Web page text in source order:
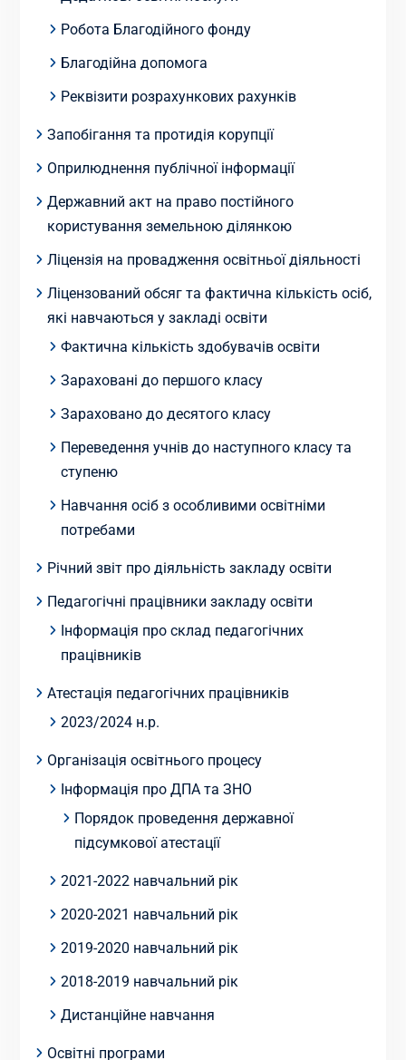
Робота Благодійного фонду
Благодійна допомога
Реквізити розрахункових рахунків
Запобігання та протидія корупції
Оприлюднення публічної інформації
Державний акт на право постійного
користування земельною ділянкою
Ліцензія на провадження освітньої діяльності
Ліцензований обсяг та фактична кількість осіб,
які навчаються у закладі освіти
Фактична кількість здобувачів освіти
Зараховані до першого класу
Зараховано до десятого класу
Переведення учнів до наступного класу та
ступеню
Навчання осіб з особливими освітніми
потребами
Річний звіт про діяльність закладу освіти
Педагогічні працівники закладу освіти
Інформація про склад педагогічних
працівників
Атестація педагогічних працівників
2023/2024 н.р.
Організація освітнього процесу
Інформація про ДПА та ЗНО
Порядок проведення державної
підсумкової атестації
2021-2022 навчальний рік
2020-2021 навчальний рік
2019-2020 навчальний рік
2018-2019 навчальний рік
Дистанційне навчання
Освітні програми